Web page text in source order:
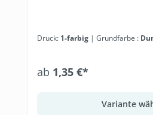
Druck: 1-farbig | Grundfarbe :
ab 1,35 €*
Variante